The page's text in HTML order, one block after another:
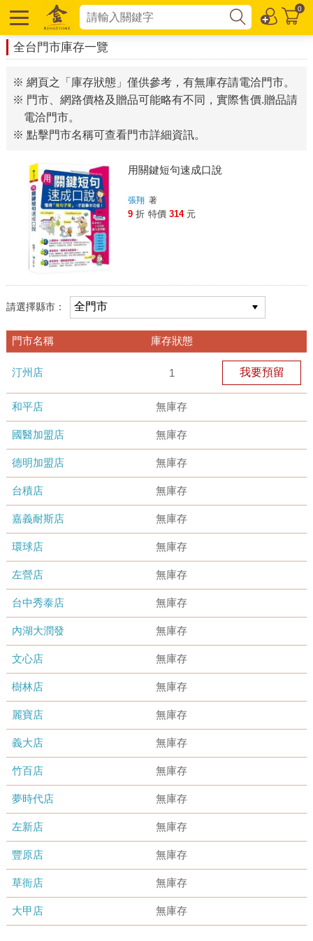
0
全台門市庫存一覽
※ 網頁之「庫存狀態」僅供參考，有無庫存請電洽門市。
※ 門市、網路價格及贈品可能略有不同，實際售價.贈品請
電洽門市。
※ 點擊門市名稱可查看門市詳細資訊。
用關鍵短句速成口說
張翔 著
9 折 特價 314 元
請選擇縣市：
門市名稱 庫存狀態
汀州店 1 我要預留
和平店 無庫存
國醫加盟店 無庫存
德明加盟店 無庫存
台積店 無庫存
嘉義耐斯店 無庫存
環球店 無庫存
左營店 無庫存
台中秀泰店 無庫存
內湖大潤發 無庫存
文心店 無庫存
樹林店 無庫存
麗寶店 無庫存
義大店 無庫存
竹百店 無庫存
夢時代店 無庫存
左新店 無庫存
豐原店 無庫存
草衙店 無庫存
大甲店 無庫存